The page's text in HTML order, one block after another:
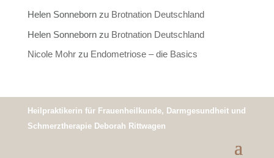
Helen Sonnebornzu Brotnation Deutschland
Helen Sonnebornzu Brotnation Deutschland
Nicole Mohrzu Endometriose – die Basics
Heilpraktikerin für Frauenheilkunde, Darmgesundheit und
Schmerztherapie Deborah Rittwagen